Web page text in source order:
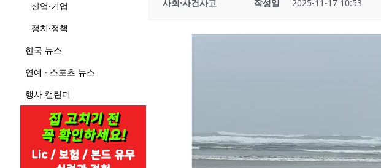
산업·기업
정치·정책
한국 뉴스
연예 · 스포츠 뉴스
행사 캘린더
사회·사건사고 작성일 2025-11-17 10:53